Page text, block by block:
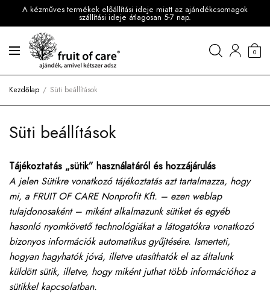
A kézműves termékek előállítási ideje miatt az ajándékcsomagok
szállítási ideje átlagosan 5-7 nap.
0
Kezdőlap Süti beállítások
Süti beállítások
Tájékoztatás „sütik” használatáról és hozzájárulás
A jelen Sütikre vonatkozó tájékoztatás azt tartalmazza, hogy
mi, a FRUIT OF CARE Nonprofit Kft. – ezen weblap
tulajdonosaként – miként alkalmazunk sütiket és egyéb
hasonló nyomkövető technológiákat a látogatókra vonatkozó
bizonyos információk automatikus gyűjtésére. Ismerteti,
hogyan hagyhatók jóvá, illetve utasíthatók el az általunk
küldött sütik, illetve, hogy miként juthat több információhoz a
sütikkel kapcsolatban.